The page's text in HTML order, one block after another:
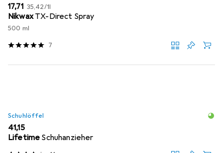
EUR
17,71 EUR
35,42/1l
Nikwax TX-Direct Spray
500 ml
7
Schuhlöffel
EUR
41,15
Lifetime Schuhanzieher